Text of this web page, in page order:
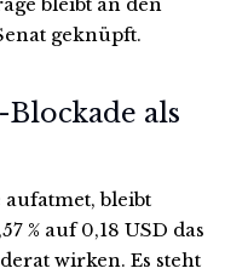
geknüpft.
als
bleibt
% auf 0,18 USD das
wirken. Es steht